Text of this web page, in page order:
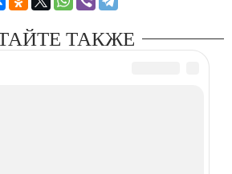
ТАКЖЕ